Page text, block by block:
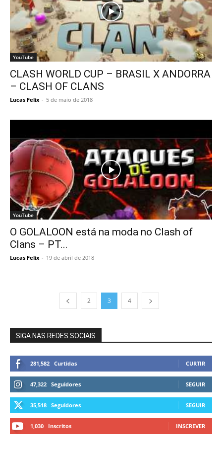
YouTube
CLASH WORLD CUP – BRASIL X ANDORRA
– CLASH OF CLANS
Lucas Felix - 5 de maio de 2018
YouTube
O GOLALOON está na moda no Clash of
Clans – PT...
Lucas Felix - 19 de abril de 2018
2 3 4
SIGA NAS REDES SOCIAIS
281,582 Curtidas CURTIR
47,322 Seguidores SEGUIR
35,518 Seguidores SEGUIR
1,030 Inscritos INSCREVER